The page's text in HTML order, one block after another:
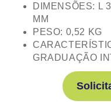
DIMENSÕES: L
MM
PESO: 0,52 KG
GRADUAÇÃO